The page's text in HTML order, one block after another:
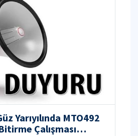
Yarıyılında MTO492
Çalışması